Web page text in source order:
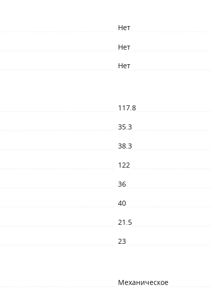
Нет
Нет
Нет
117.8
35.3
38.3
122
36
40
21.5
23
Механическое